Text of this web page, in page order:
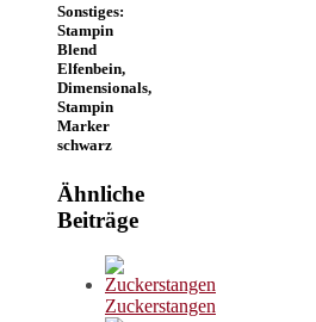
Sonstiges:
Stampin
Blend
Elfenbein,
Dimensionals,
Stampin
Marker
schwarz
Ähnliche
Beiträge
Zuckerstangen